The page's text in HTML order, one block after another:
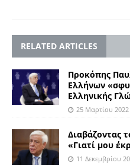
RELATED ARTICLES
Προκόπης
Ελλήνων
Ελληνικής
25 Μαρτίου 2022
Διαβάζοντας
«Γιατί μου
11 Δεκεμβρίου